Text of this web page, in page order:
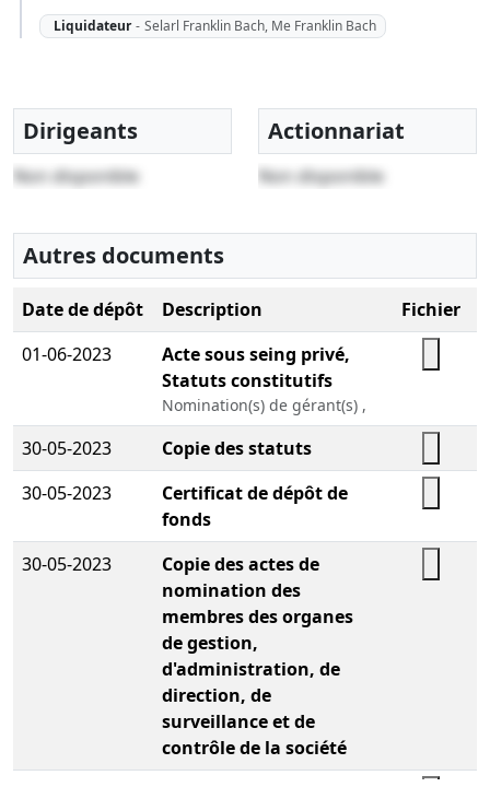
Liquidateur - Selarl Franklin Bach, Me Franklin Bach
Dirigeants
Non disponible
Actionnariat
Non disponible
Autres documents
Date de dépôt Description
Fichier
01-06-2023
Acte sous seing privé,
Statuts constitutifs
Nomination(s) de gérant(s) ,
30-05-2023
Copie des statuts
30-05-2023
Certificat de dépôt de
fonds
30-05-2023
Copie des actes de
nomination des
membres des organes
de gestion,
d'administration, de
direction, de
surveillance et de
contrôle de la société